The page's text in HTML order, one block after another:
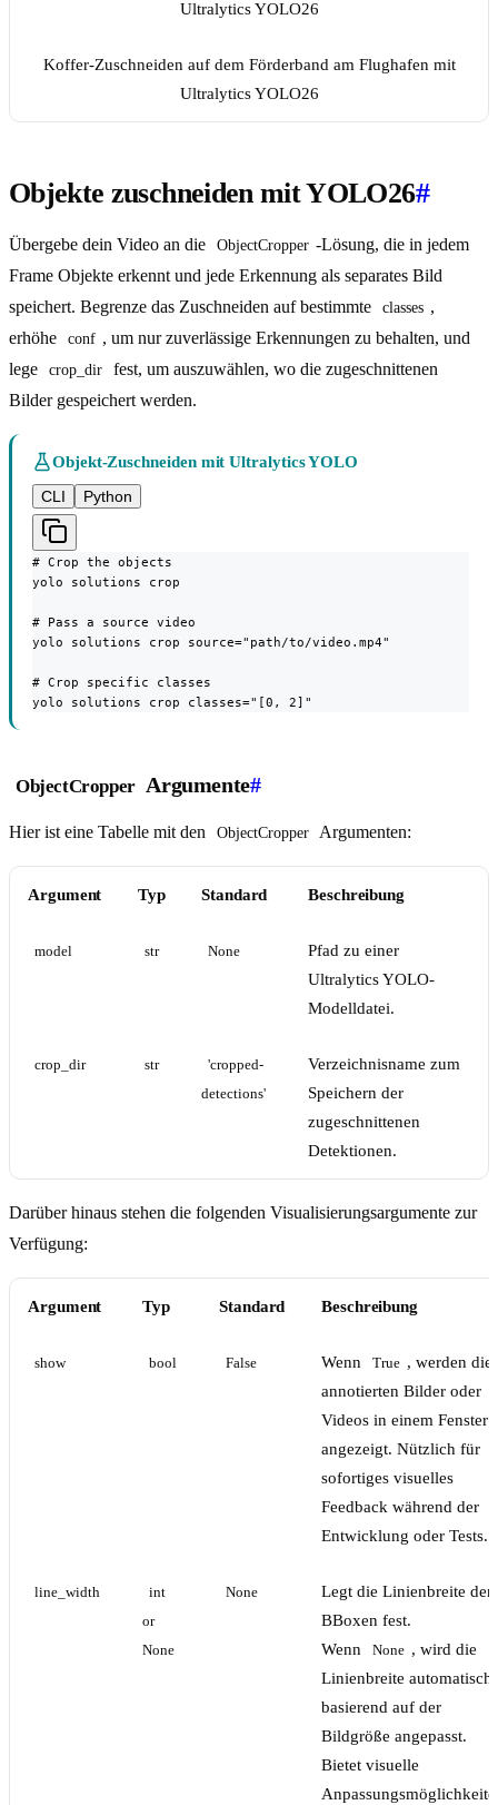
Koffer-Zuschneiden auf dem Förderband am Flughafen mit
Ultralytics YOLO26
Objekte zuschneiden mit YOLO26#
Übergebe dein Video an die ObjectCropper -Lösung, die in jedem
Frame Objekte erkennt und jede Erkennung als separates Bild
speichert. Begrenze das Zuschneiden auf bestimmte
classes ,
erhöhe
conf , um nur zuverlässige Erkennungen zu behalten, und
lege
crop_dir
fest, um auszuwählen, wo die zugeschnittenen
Bilder gespeichert werden.
Objekt-Zuschneiden mit Ultralytics YOLO
CLI
Python
# Crop the objects
yolo solutions crop
# Pass a source video
yolo solutions crop source="path/to/video.mp4"
# Crop specific classes
yolo solutions crop classes="[0, 2]"
ObjectCropper Argumente#
Hier ist eine Tabelle mit den ObjectCropper Argumenten:
Argument Typ Standard Beschreibung
model str None
Pfad zu einer
Ultralytics YOLO-
Modelldatei.
crop_dir str
'cropped-
detections'
Verzeichnisname zum
Speichern der
zugeschnittenen
Detektionen.
Darüber hinaus stehen die folgenden Visualisierungsargumente zur
Verfügung:
Argument Typ Standard Beschreibung
show bool False Wenn True , werden die
annotierten Bilder oder
Videos in einem Fenster
angezeigt. Nützlich für
sofortiges visuelles
Feedback während der
Entwicklung oder Tests.
line_width
int
or
None
None
Legt die Linienbreite der
BBoxen fest.
Wenn
None , wird die
Linienbreite automatisch
basierend auf der
Bildgröße angepasst.
Bietet visuelle